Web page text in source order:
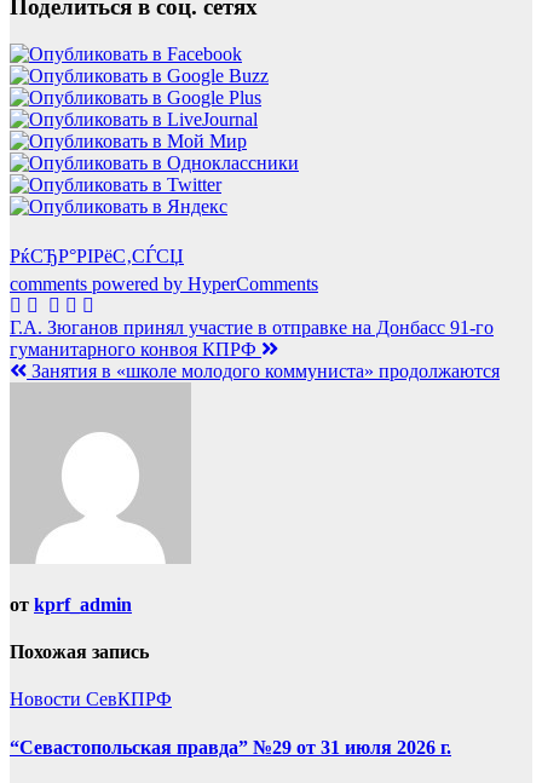
Поделиться в соц. сетях
РќСЂР°РІРёС‚СЃСЏ
comments powered by HyperComments
Навигация
по
Г.А. Зюганов принял участие в отправке на Донбасс 91-го
гуманитарного конвоя КПРФ
Занятия в «школе молодого коммуниста» продолжаются
от kprf_admin
Похожая запись
Новости СевКПРФ
“Севастопольская правда” №29 от 31 июля 2026 г.